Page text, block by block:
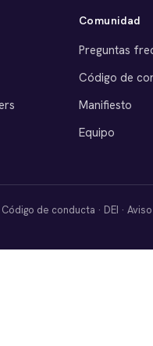
Comunidad
Preguntas
Código de
Manifiesto
Equipo
Código de conducta · DEI ·